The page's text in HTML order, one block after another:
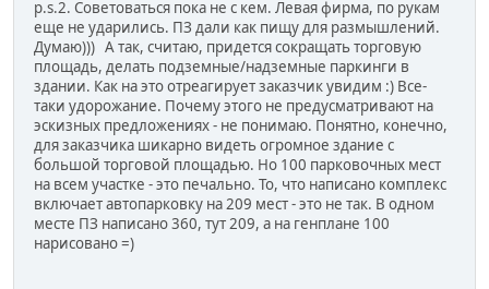
p.s.2. Советоваться пока не с кем. Левая фирма, по рукам
еще не ударились. ПЗ дали как пищу для размышлений.
Думаю))) А так, считаю, придется сокращать торговую
площадь, делать подземные/надземные паркинги в
здании. Как на это отреагирует заказчик увидим :) Все-
таки удорожание. Почему этого не предусматривают на
эскизных предложениях - не понимаю. Понятно, конечно,
для заказчика шикарно видеть огромное здание с
большой торговой площадью. Но 100 парковочных мест
на всем участке - это печально. То, что написано комплекс
включает автопарковку на 209 мест - это не так. В одном
месте ПЗ написано 360, тут 209, а на генплане 100
нарисовано =)